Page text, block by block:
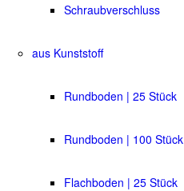
Schraubverschluss
aus Kunststoff
Rundboden | 25 Stück
Rundboden | 100 Stück
Flachboden | 25 Stück